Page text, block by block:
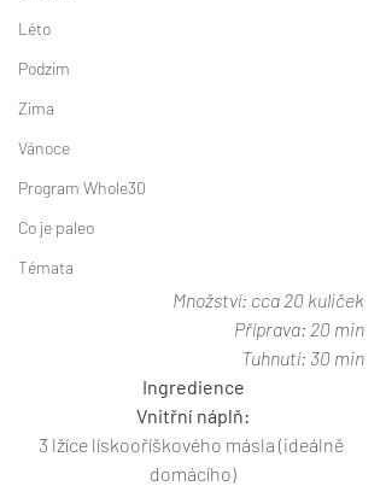
Léto
Podzim
Zima
Vánoce
Program Whole30
Co je paleo
Témata
Množství: cca 20 kuliček
Příprava: 20 min
Tuhnutí: 30 min
Ingredience
Vnitřní náplň:
3 lžíce lískooříškového másla (ideálně
domácího)